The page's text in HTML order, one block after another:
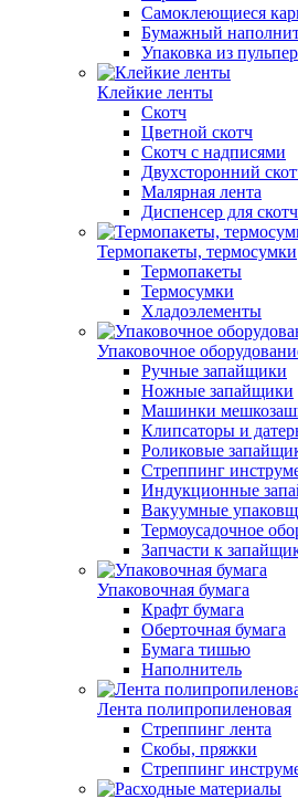
Самоклеющиеся
Бумажный
Упаковка из
Клейкие ленты
Скотч
Цветной скотч
Скотч с надписями
Двухсторонний
Малярная лента
Диспенсер для
Термопакеты, термосумки
Термопакеты
Термосумки
Хладоэлементы
Упаковочное
Ручные запайщики
Ножные запайщики
Машинки
Клипсаторы и
Роликовые
Стреппинг
Индукционные
Вакуумные
Термоусадочное
Запчасти к
Упаковочная бумага
Крафт бумага
Оберточная бумага
Бумага тишью
Наполнитель
Лента полипропиленовая
Стреппинг лента
Скобы, пряжки
Стреппинг